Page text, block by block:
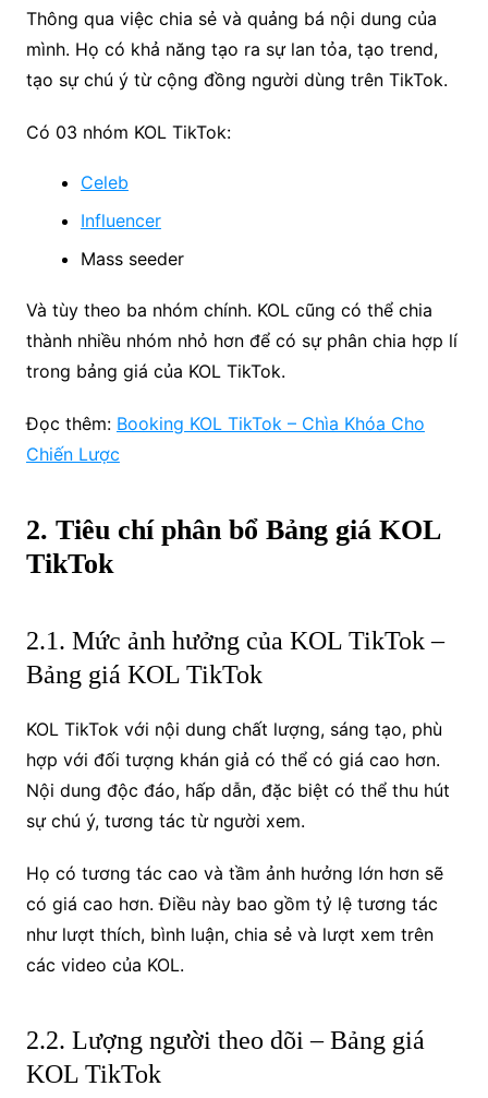
Thông qua việc chia sẻ và quảng bá nội dung của
mình. Họ có khả năng tạo ra sự lan tỏa, tạo trend,
tạo sự chú ý từ cộng đồng người dùng trên TikTok.
Có 03 nhóm KOL TikTok:
Celeb
Influencer
Mass seeder
Và tùy theo ba nhóm chính. KOL cũng có thể chia
thành nhiều nhóm nhỏ hơn để có sự phân chia hợp lí
trong bảng giá của KOL TikTok.
Đọc thêm: Booking KOL TikTok – Chìa Khóa Cho
Chiến Lược
2. Tiêu chí phân bổ Bảng giá KOL
TikTok
2.1. Mức ảnh hưởng của KOL TikTok –
Bảng giá KOL TikTok
KOL TikTok với nội dung chất lượng, sáng tạo, phù
hợp với đối tượng khán giả có thể có giá cao hơn.
Nội dung độc đáo, hấp dẫn, đặc biệt có thể thu hút
sự chú ý, tương tác từ người xem.
Họ có tương tác cao và tầm ảnh hưởng lớn hơn sẽ
có giá cao hơn. Điều này bao gồm tỷ lệ tương tác
như lượt thích, bình luận, chia sẻ và lượt xem trên
các video của KOL.
2.2. Lượng người theo dõi – Bảng giá
KOL TikTok